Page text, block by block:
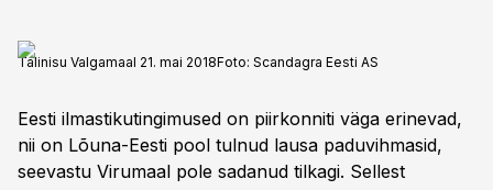
Talinisu Valgamaal 21. mai 2018Foto: Scandagra Eesti AS
Eesti ilmastikutingimused on piirkonniti väga erinevad,
nii on Lõuna-Eesti pool tulnud lausa paduvihmasid,
seevastu Virumaal pole sadanud tilkagi. Sellest